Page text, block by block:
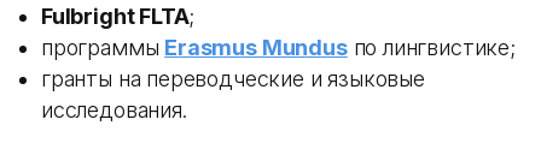
Fulbright FLTA;
программы Erasmus Mundusпо лингвистике;
гранты на переводческие и языковые
исследования.